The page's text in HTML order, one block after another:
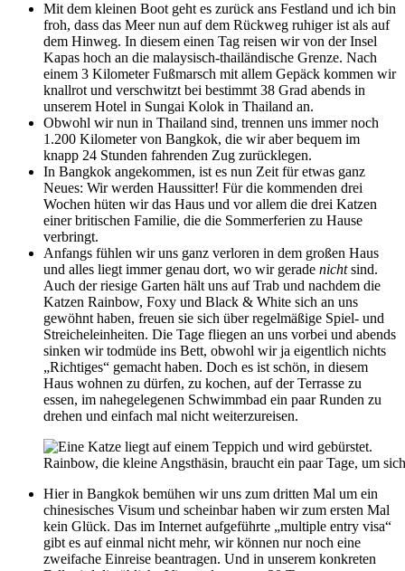
Mit dem kleinen Boot geht es zurück ans Festland und ich bin
froh, dass das Meer nun auf dem Rückweg ruhiger ist als auf
dem Hinweg. In diesem einen Tag reisen wir von der Insel
Kapas hoch an die malaysisch-thailändische Grenze. Nach
einem 3 Kilometer Fußmarsch mit allem Gepäck kommen wir
knallrot und verschwitzt bei bestimmt 38 Grad abends in
unserem Hotel in Sungai Kolok in Thailand an.
Obwohl wir nun in Thailand sind, trennen uns immer noch
1.200 Kilometer von Bangkok, die wir aber bequem im
knapp 24 Stunden fahrenden Zug zurücklegen.
In Bangkok angekommen, ist es nun Zeit für etwas ganz
Neues: Wir werden Haussitter! Für die kommenden drei
Wochen hüten wir das Haus und vor allem die drei Katzen
einer britischen Familie, die die Sommerferien zu Hause
verbringt.
Anfangs fühlen wir uns ganz verloren in dem großen Haus
und alles liegt immer genau dort, wo wir gerade nichtsind.
Auch der riesige Garten hält uns auf Trab und nachdem die
Katzen Rainbow, Foxy und Black & White sich an uns
gewöhnt haben, freuen sie sich über regelmäßige Spiel- und
Streicheleinheiten. Die Tage fliegen an uns vorbei und abends
sinken wir todmüde ins Bett, obwohl wir ja eigentlich nichts
„Richtiges“ gemacht haben. Doch es ist schön, in diesem
Haus wohnen zu dürfen, zu kochen, auf der Terrasse zu
essen, im nahegelegenen Schwimmbad ein paar Runden zu
drehen und einfach mal nicht weiterzureisen.
Rainbow, die kleine Angsthäsin, braucht ein paar Tage, um
Hier in Bangkok bemühen wir uns zum dritten Mal um ein
chinesisches Visum und scheinbar haben wir zum ersten Mal
kein Glück. Das im Internet aufgeführte „multiple entry visa“
gibt es auf einmal nicht mehr, wir können nur noch eine
zweifache Einreise beantragen. Und in unserem konkreten